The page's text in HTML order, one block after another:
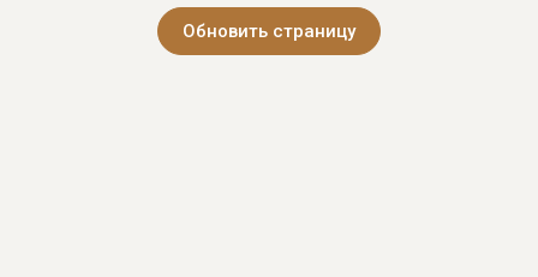
Обновить страницу